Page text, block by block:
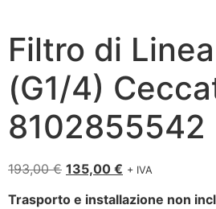
Filtro di
(G1/4)
8102855542
193,00€ 135,00 € + IVA
Trasporto e installazione non